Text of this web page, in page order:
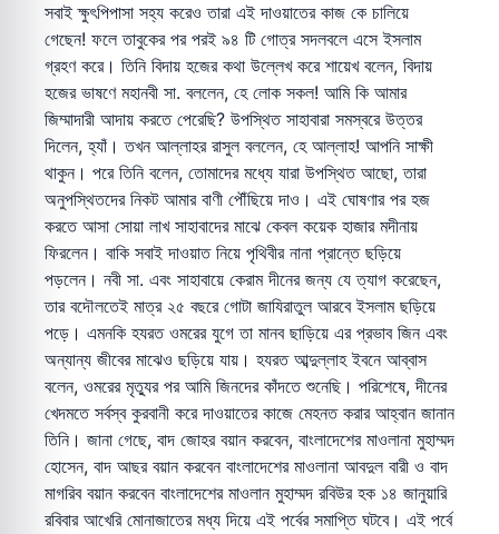
সবাই ক্ষুৎপিপাসা সহ্য করেও তারা এই দাওয়াতের কাজ কে চালিয়ে
গেছেন! ফলে তাবুকের পর পরই ৯৪ টি গোত্র সদলবলে এসে ইসলাম
গ্রহণ করে। তিনি বিদায় হজের কথা উল্লেখ করে শায়েখ বলেন, বিদায়
হজের ভাষণে মহানবী সা. বললেন, হে লোক সকল! আমি কি আমার
জিম্মাদারী আদায় করতে পেরেছি? উপস্থিত সাহাবারা সমস্বরে উত্তর
দিলেন, হ্যাঁ। তখন আল্লাহর রাসুল বললেন, হে আল্লাহ! আপনি সাক্ষী
থাকুন। পরে তিনি বলেন, তোমাদের মধ্যে যারা উপস্থিত আছো, তারা
অনুপস্থিতদের নিকট আমার বাণী পৌঁছিয়ে দাও। এই ঘোষণার পর হজ
করতে আসা সোয়া লাখ সাহাবাদের মাঝে কেবল কয়েক হাজার মদীনায়
ফিরলেন। বাকি সবাই দাওয়াত নিয়ে পৃথিবীর নানা প্রান্তে ছড়িয়ে
পড়লেন। নবী সা. এবং সাহাবায়ে কেরাম দীনের জন্য যে ত্যাগ করেছেন,
তার বদৌলতেই মাত্র ২৫ বছরে গোটা জাযিরাতুল আরবে ইসলাম ছড়িয়ে
পড়ে। এমনকি হযরত ওমরের যুগে তা মানব ছাড়িয়ে এর প্রভাব জিন এবং
অন্যান্য জীবের মাঝেও ছড়িয়ে যায়। হযরত আব্দুল্লাহ ইবনে আব্বাস
বলেন, ওমরের মৃত্যুর পর আমি জিনদের কাঁদতে শুনেছি। পরিশেষে, দীনের
খেদমতে সর্বস্ব কুরবানী করে দাওয়াতের কাজে মেহনত করার আহ্বান জানান
তিনি। জানা গেছে, বাদ জোহর বয়ান করবেন, বাংলাদেশের মাওলানা মুহাম্মদ
হোসেন, বাদ আছর বয়ান করবেন বাংলাদেশের মাওলানা আবদুল বারী ও বাদ
মাগরিব বয়ান করবেন বাংলাদেশের মাওলান মুহাম্মদ রবিউর হক ১৪ জানুয়ারি
রবিবার আখেরি মোনাজাতের মধ্য দিয়ে এই পর্বের সমাপ্তি ঘটবে। এই পর্বে